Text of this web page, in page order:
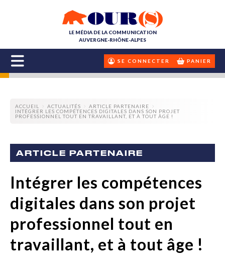
LE MÉDIA DE LA COMMUNICATION
AUVERGNE-RHÔNE-ALPES
SE CONNECTER PANIER
ACCUEIL ACTUALITÉS
ARTICLE PARTENAIRE
INTÉGRER LES COMPÉTENCES DIGITALES DANS SON PROJET
PROFESSIONNEL TOUT EN TRAVAILLANT, ET À TOUT ÂGE !
ARTICLE PARTENAIRE
Intégrer les compétences
digitales dans son projet
professionnel tout en
travaillant, et à tout âge !